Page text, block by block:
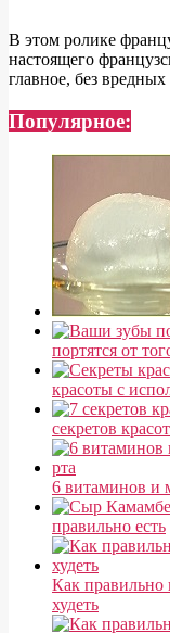
В этом ролике
настоящего
главное, без вредных
Популярное:
портятся от
красоты с
секретов
6 витаминов и
правильно есть
Как правильно
худеть